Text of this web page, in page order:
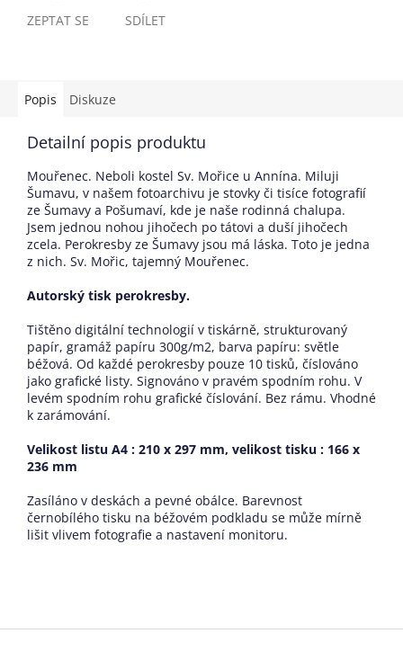
ZEPTAT SE SDÍLET
Popis Diskuze
Detailní popis produktu
Mouřenec. Neboli kostel Sv. Mořice u Annína. Miluji
Šumavu, v našem fotoarchivu je stovky či tisíce fotografií
ze Šumavy a Pošumaví, kde je naše rodinná chalupa.
Jsem jednou nohou jihočech po tátovi a duší jihočech
zcela. Perokresby ze Šumavy jsou má láska. Toto je jedna
z nich. Sv. Mořic, tajemný Mouřenec.
Autorský tisk perokresby.
Tištěno digitální technologií v tiskárně, strukturovaný
papír, gramáž papíru 300g/m2, barva papíru: světle
béžová. Od každé perokresby pouze 10 tisků, číslováno
jako grafické listy. Signováno v pravém spodním rohu. V
levém spodním rohu grafické číslování. Bez rámu. Vhodné
k zarámování.
Velikost listu A4 : 210 x 297 mm, velikost tisku : 166 x
236 mm
Zasíláno v deskách a pevné obálce. Barevnost
černobílého tisku na béžovém podkladu se může mírně
lišit vlivem fotografie a nastavení monitoru.
Z